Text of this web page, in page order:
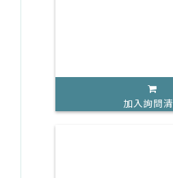
加入詢問